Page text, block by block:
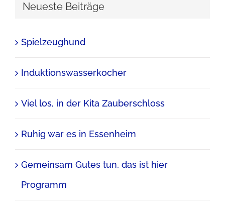
Neueste Beiträge
Spielzeughund
Induktionswasserkocher
Viel los, in der Kita Zauberschloss
Ruhig war es in Essenheim
Gemeinsam Gutes tun, das ist hier
Programm